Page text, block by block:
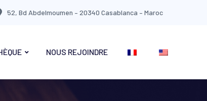
52, Bd Abdelmoumen – 20340 Casablanca – Maroc
NOUS REJOINDRE